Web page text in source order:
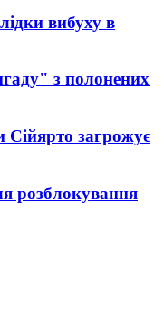
вибуху в
з полонених
загрожує
розблокування